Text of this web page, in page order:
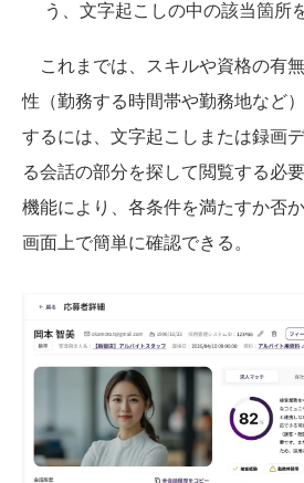
う、文字起こしの中の該当箇所
これまでは、スキルや資格の有
性（勤務する時間帯や勤務地など
するには、文字起こしまたは録画
る会話の部分を探して閲覧する必
機能により、各条件を満たすか否
画面上で簡単に確認できる。